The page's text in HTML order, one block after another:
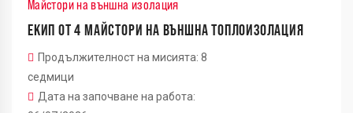
Майстори на външна изолация
ЕКИП ОТ 4 МАЙСТОРИ НА ВЪНШНА ТОПЛОИЗОЛАЦИЯ
Продължителност на мисията: 8
седмици
Дата на започване на работа: